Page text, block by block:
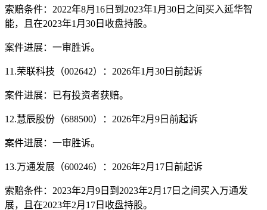
索赔条件：2022年8月16日到2023年1月30日之间买入延华智
能，且在2023年1月30日收盘持股。
案件进展：一审胜诉。
11.荣联科技（002642）：2026年1月30日前起诉
案件进展：已有投资者获赔。
12.慧辰股份（688500）：2026年2月9日前起诉
案件进展：一审胜诉。
13.万通发展（600246）：2026年2月17日前起诉
索赔条件：2023年2月9日到2023年2月17日之间买入万通发
展，且在2023年2月17日收盘持股。